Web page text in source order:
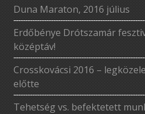
Duna Maraton, 2016 július
Erdőbénye Drótszamár
középtáv!
Crosskovácsi 2016 –
előtte
Tehetség vs. befektetett